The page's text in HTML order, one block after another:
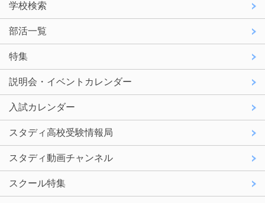
学校検索
部活一覧
特集
説明会・イベントカレンダー
入試カレンダー
スタディ高校受験情報局
スタディ動画チャンネル
スクール特集